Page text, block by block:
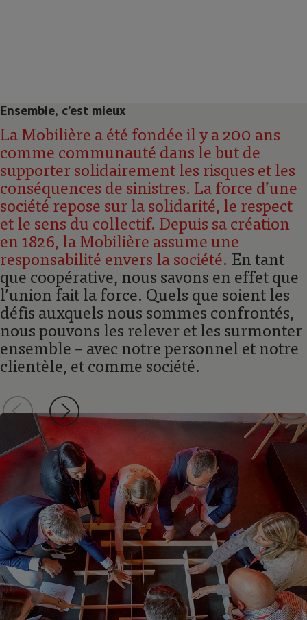
Ensemble, cʼest mieux
La Mobilière a été fondée il y a 200 ans
comme communauté dans le but de
supporter solidairement les risques et les
conséquences de sinistres. La force dʼune
société repose sur la solidarité, le respect
et le sens du collectif. Depuis sa création
en 1826, la Mobilière assume une
responsabilité envers la société. En tant
que coopérative, nous savons en effet que
lʼunion fait la force. Quels que soient les
défis auxquels nous sommes confrontés,
nous pouvons les relever et les surmonter
ensemble – avec notre personnel et notre
clientèle, et comme société.